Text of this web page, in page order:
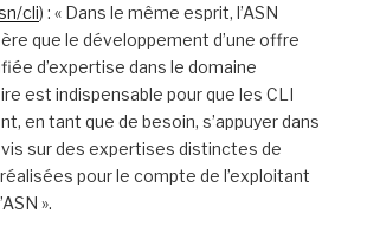
cli) : « Dans le même esprit, l’ASN
que le développement d’une offre
d’expertise dans le domaine
est indispensable pour que les CLI
en tant que de besoin, s’appuyer dans
sur des expertises distinctes de
pour le compte de l’exploitant
».